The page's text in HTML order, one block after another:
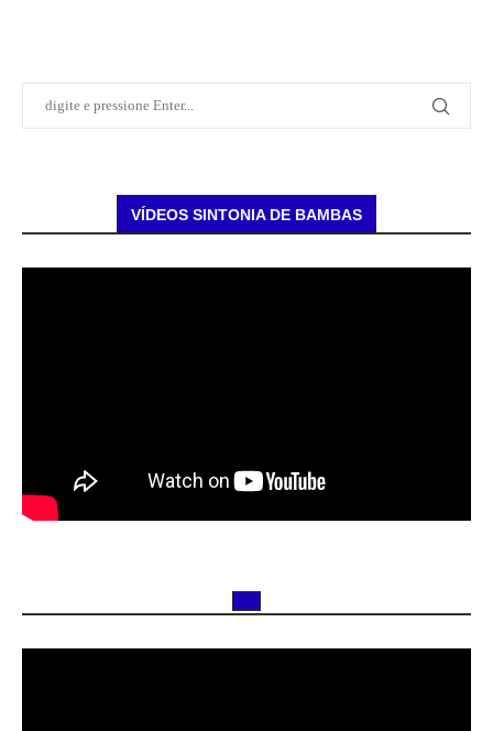
VÍDEOS SINTONIA DE BAMBAS